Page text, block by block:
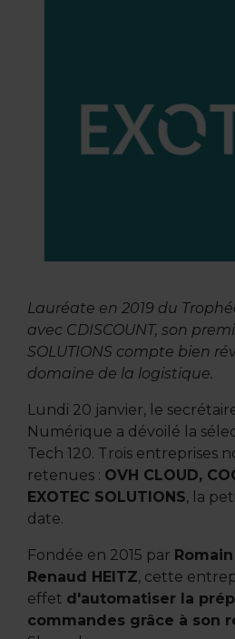
Lauréate en 2019 du
avec CDISCOUNT, son
SOLUTIONS compte bien
domaine de la logistique.
Lundi 20 janvier, le
Numérique a dévoilé la
Tech 120. Trois entreprises
retenues : OVH CLOUD,
EXOTEC SOLUTIONS, la
date.
Fondée en 2015 par Romain
Renaud HEITZ, cette
effet d'automatiser la
commandes grâce à son